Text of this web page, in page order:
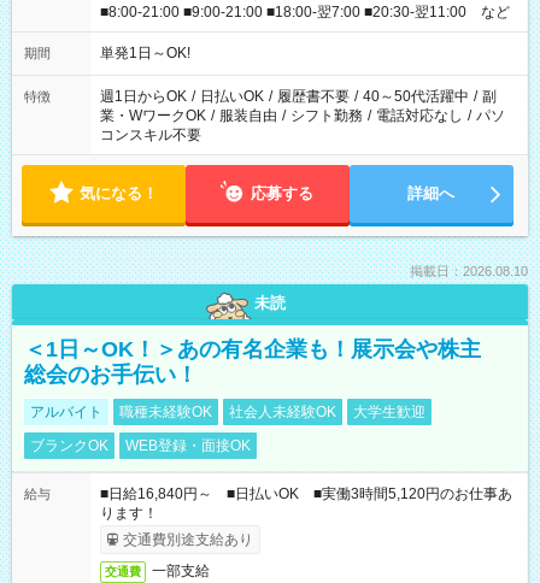
■8:00-21:00 ■9:00-21:00 ■18:00-翌7:00 ■20:30-翌11:00 など
期間 単発1日～OK!
特徴 週1日からOK / 日払いOK / 履歴書不要 / 40～50代活躍中 / 副
業・WワークOK / 服装自由 / シフト勤務 / 電話対応なし / パソ
コンスキル不要
気になる！ 応募する 詳細へ
掲載日：2026.08.10
未読
＜1日～OK！＞あの有名企業も！展示会や株主
総会のお手伝い！
アルバイト 職種未経験OK 社会人未経験OK
大学生歓迎
ブランクOK
WEB登録・面接OK
給与
■日給16,840円～ ■日払いOK ■実働3時間5,120円のお仕事あ
ります！
交通費別途支給あり
交通費 一部支給